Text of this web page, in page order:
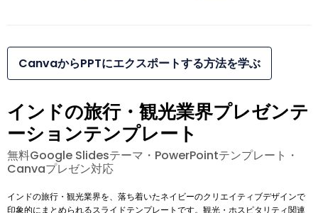
CanvaからPPTにエクスポートする方法を学ぶ
インドの旅行・観光業界プレゼンテ
ーションテンプレート
無料Google Slidesテーマ・PowerPointテンプレート・
Canvaプレゼン対応
インドの旅行・観光業界を、落ち着いたネイビーのクリエイティブデザインで
印象的にまとめられるスライドテンプレートです。観光・ホスピタリティ関連